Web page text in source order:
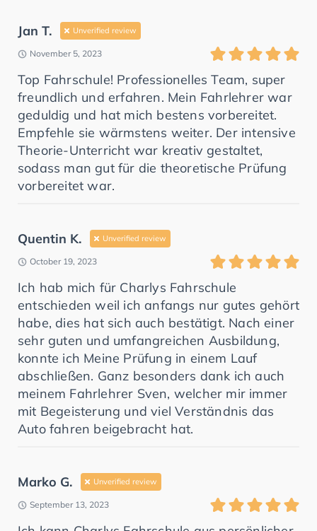
Jan T. Unverified review
November 5, 2023
Top Fahrschule! Professionelles Team, super
freundlich und erfahren. Mein Fahrlehrer war
geduldig und hat mich bestens vorbereitet.
Empfehle sie wärmstens weiter. Der intensive
Theorie-Unterricht war kreativ gestaltet,
sodass man gut für die theoretische Prüfung
vorbereitet war.
Quentin K. Unverified review
October 19, 2023
Ich hab mich für Charlys Fahrschule
entschieden weil ich anfangs nur gutes gehört
habe, dies hat sich auch bestätigt. Nach einer
sehr guten und umfangreichen Ausbildung,
konnte ich Meine Prüfung in einem Lauf
abschließen. Ganz besonders dank ich auch
meinem Fahrlehrer Sven, welcher mir immer
mit Begeisterung und viel Verständnis das
Auto fahren beigebracht hat.
Marko G. Unverified review
September 13, 2023